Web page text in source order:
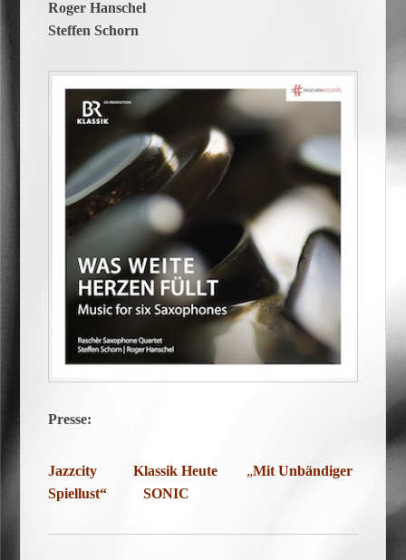
Roger Hanschel
Steffen Schorn
Presse:
Jazzcity Klassik Heute „Mit Unbändiger
Spiellust“
SONIC